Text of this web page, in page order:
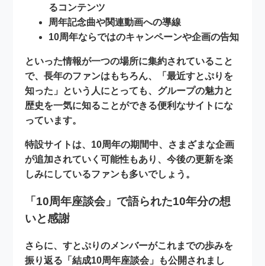
るコンテンツ
周年記念曲や関連動画への導線
10周年ならではのキャンペーンや企画の告知
といった情報が一つの場所に集約されていること
で、長年のファンはもちろん、「最近すとぷりを
知った」という人にとっても、グループの魅力と
歴史を一気に知ることができる便利なサイトにな
っています。
特設サイトは、10周年の期間中、さまざまな企画
が追加されていく可能性もあり、今後の更新を楽
しみにしているファンも多いでしょう。
「10周年座談会」で語られた10年分の想
いと感謝
さらに、すとぷりのメンバーがこれまでの歩みを
振り返る 「結成10周年座談会」
も公開されまし